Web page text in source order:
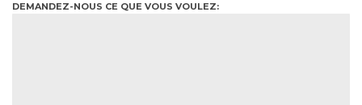
DEMANDEZ-NOUS CE QUE VOUS VOULEZ: